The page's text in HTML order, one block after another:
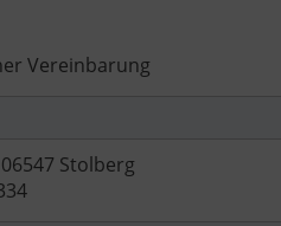
Vereinbarung
Stolberg